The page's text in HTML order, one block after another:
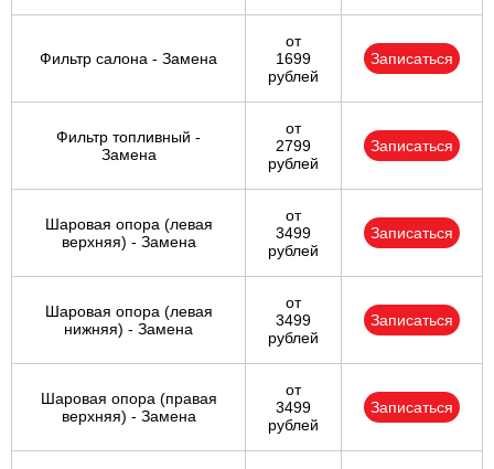
Фильтр салона - Замена
от
1699
рублей
Записаться
Фильтр топливный -
Замена
от
2799
рублей
Записаться
Шаровая опора (левая
верхняя) - Замена
от
3499
рублей
Записаться
Шаровая опора (левая
нижняя) - Замена
от
3499
рублей
Записаться
Шаровая опора (правая
верхняя) - Замена
от
3499
рублей
Записаться